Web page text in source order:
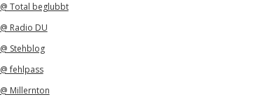
@ Total beglubbt
@ Radio DU
@ Stehblog
@ fehlpass
@ Millernton